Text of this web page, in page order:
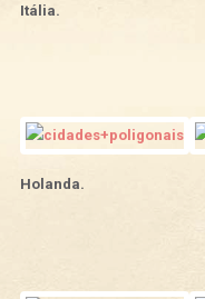
Itália.
Holanda.